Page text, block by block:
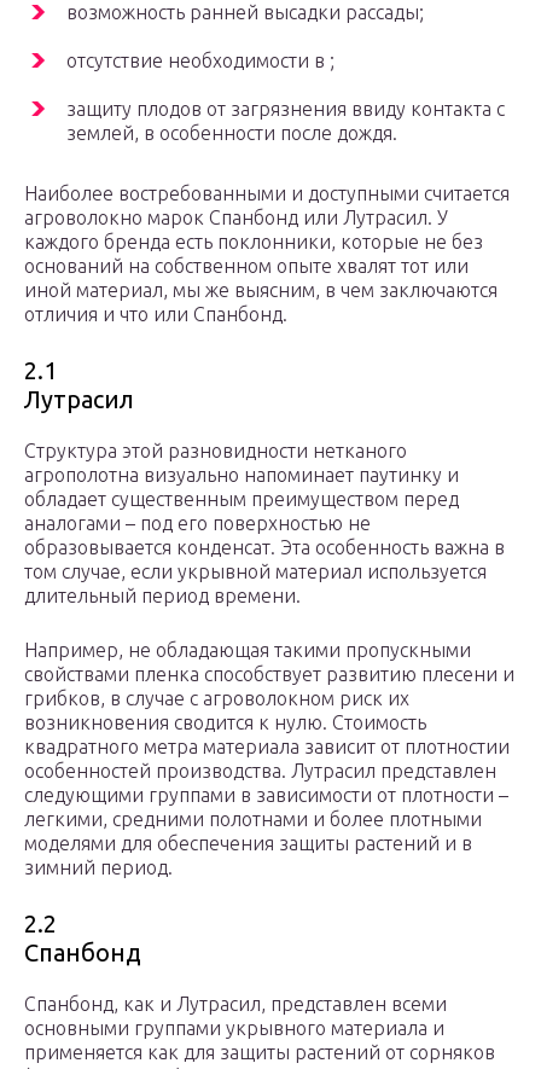
возможность ранней высадки рассады;
отсутствие необходимости в ;
защиту плодов от загрязнения ввиду контакта с
землей, в особенности после дождя.
Наиболее востребованными и доступными считается
агроволокно марок Спанбонд или Лутрасил. У
каждого бренда есть поклонники, которые не без
оснований на собственном опыте хвалят тот или
иной материал, мы же выясним, в чем заключаются
отличия и что или Спанбонд.
2.1
Лутрасил
Структура этой разновидности нетканого
агрополотна визуально напоминает паутинку и
обладает существенным преимуществом перед
аналогами – под его поверхностью не
образовывается конденсат. Эта особенность важна в
том случае, если укрывной материал используется
длительный период времени.
Например, не обладающая такими пропускными
свойствами пленка способствует развитию плесени и
грибков, в случае с агроволокном риск их
возникновения сводится к нулю. Стоимость
квадратного метра материала зависит от плотностии
особенностей производства. Лутрасил представлен
следующими группами в зависимости от плотности –
легкими, средними полотнами и более плотными
моделями для обеспечения защиты растений и в
зимний период.
2.2
Спанбонд
Спанбонд, как и Лутрасил, представлен всеми
основными группами укрывного материала и
применяется как для защиты растений от сорняков